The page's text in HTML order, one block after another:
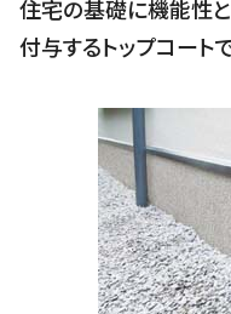
住宅の基礎に機能性
付与するトップコートで